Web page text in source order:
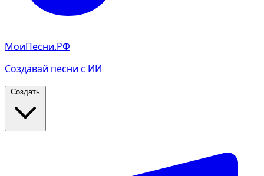
МоиПесни.РФ
Создавай песни с ИИ
Создать